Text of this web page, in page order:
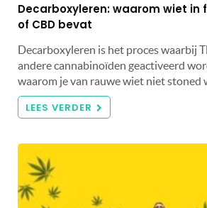
Decarboxyleren: waarom wiet in
of CBD bevat
Decarboxyleren is het proces waarbij
andere cannabinoïden geactiveerd
waarom je van rauwe wiet niet stoned
LEES VERDER